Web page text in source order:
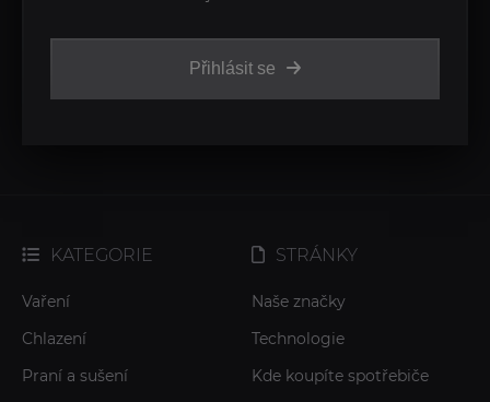
Přihlásit se
KATEGORIE
Vaření
Chlazení
Praní a sušení
STRÁNKY
Naše značky
Technologie
Kde koupíte spotřebiče